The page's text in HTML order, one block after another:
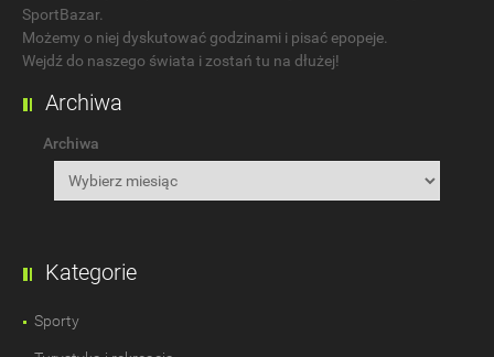
SportBazar.
Możemy o niej dyskutować godzinami i pisać epopeje.
Wejdź do naszego świata i zostań tu na dłużej!
Archiwa
Archiwa
Kategorie
Sporty